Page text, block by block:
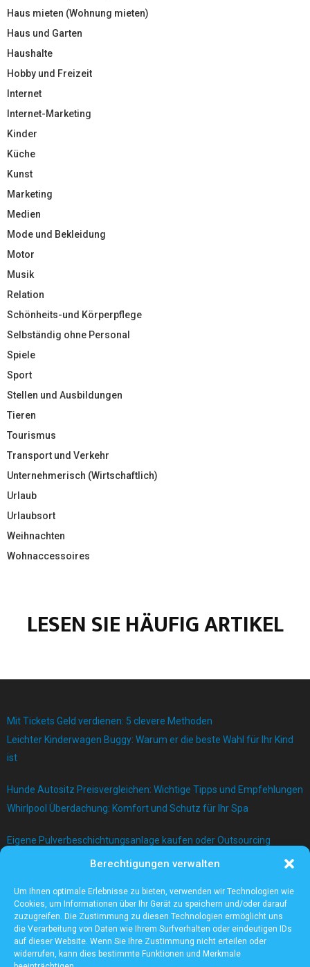
Berechtigungen verwalten
Um Ihnen optimale Erlebnisse zu bieten, verwenden wir Technologien wie
Cookies, um Informationen über Ihr Gerät zu speichern und/oder darauf
zuzugreifen. Die Zustimmung zu diesen Technologien ermöglicht uns
die Verarbeitung von Daten wie Ihrem Surfverhalten oder eindeutigen IDs
auf dieser Website. Wenn Sie Ihre Zustimmung nicht erteilen oder
widerrufen, kann dies bestimmte Funktionen und Merkmale
Haus mieten (Wohnung mieten)
Haus und Garten
Haushalte
Hobby und Freizeit
Internet
Internet-Marketing
Kinder
Küche
Kunst
Marketing
Medien
Mode und Bekleidung
Motor
Musik
Relation
Schönheits-und Körperpflege
Selbständig ohne Personal
Spiele
Sport
Stellen und Ausbildungen
Tieren
Tourismus
Transport und Verkehr
Unternehmerisch (Wirtschaftlich)
Urlaub
Urlaubsort
Weihnachten
Wohnaccessoires
LESEN SIE HÄUFIG ARTIKEL
Mit Tickets Geld verdienen: 5 clevere Methoden
Leichter Kinderwagen Buggy: Warum er die beste Wahl für Ihr Kind
ist
Hunde Autositz Preisvergleichen: Wichtige Tipps und Empfehlungen
Whirlpool Überdachung: Komfort und Schutz für Ihr Spa
Eigene Pulverbeschichtungsanlage kaufen oder Outsourcing
Bau einer Mauer mit Betonblock